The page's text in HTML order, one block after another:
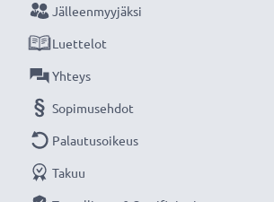
Jälleenmyyjäksi
Luettelot
Yhteys
Sopimusehdot
Palautusoikeus
Takuu